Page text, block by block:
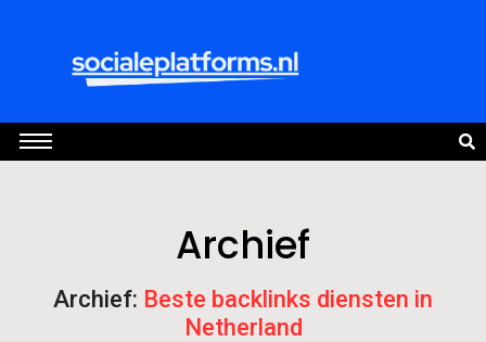
Archief
Archief: Beste backlinks diensten in
Netherland